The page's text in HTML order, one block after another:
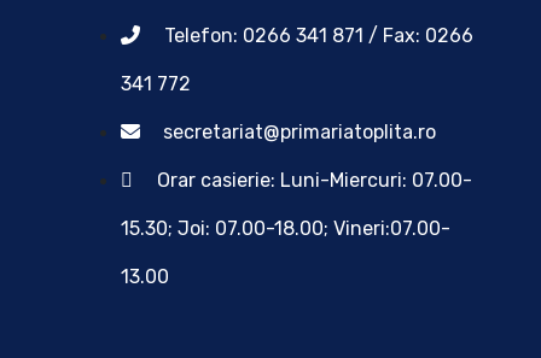
Telefon: 0266 341 871 / Fax: 0266
341 772
secretariat@primariatoplita.ro
Orar casierie: Luni-Miercuri: 07.00-
15.30; Joi: 07.00-18.00; Vineri:07.00-
13.00